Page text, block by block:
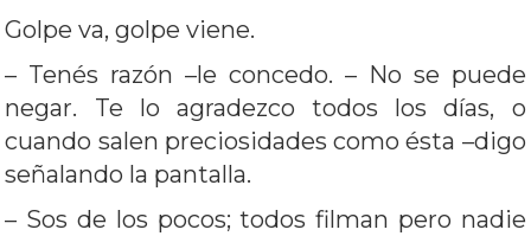
Golpe va, golpe viene.
– Tenés razón –le concedo. – No se puede
negar. Te lo agradezco todos los días, o
cuando salen preciosidades como ésta –digo
señalando la pantalla.
– Sos de los pocos; todos filman pero nadie